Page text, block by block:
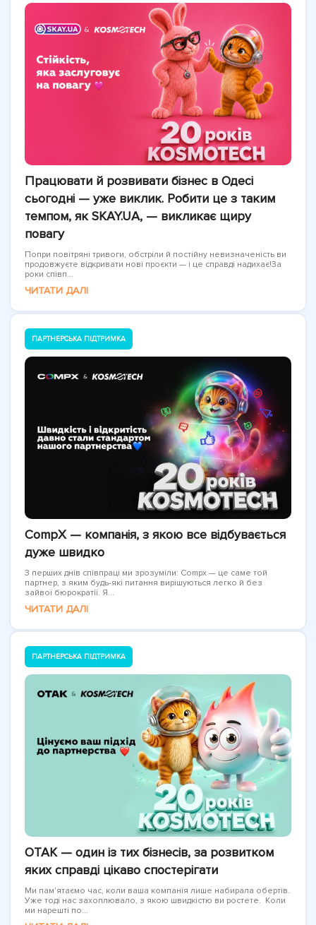
Працювати й розвивати бізнес в Одесі
сьогодні — уже виклик. Робити це з таким
темпом, як SKAY.UA, — викликає щиру
повагу
Попри повітряні тривоги, обстріли й постійну невизначеність ви
продовжуєте відкривати нові проєкти — і це справді надихає!За
роки співп...
ЧИТАТИ ДАЛІ
ПАРТНЕРСЬКА ПІДТРИМКА
CompX — компанія, з якою все відбувається
дуже швидко
З перших днів співпраці ми зрозуміли: Compx — це саме той
партнер, з яким будь-які питання вирішуються легко й без
зайвої бюрократії. Я...
ЧИТАТИ ДАЛІ
ПАРТНЕРСЬКА ПІДТРИМКА
OTAK — один із тих бізнесів, за розвитком
яких справді цікаво спостерігати
Ми пам'ятаємо час, коли ваша компанія лише набирала обертів.
Уже тоді нас захоплювало, з якою швидкістю ви ростете. Коли
ми нарешті по...